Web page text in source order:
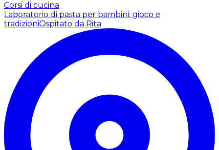
Corsi di cucina
Laboratorio di pasta per bambini: gioco e
tradizioniOspitato da Rita